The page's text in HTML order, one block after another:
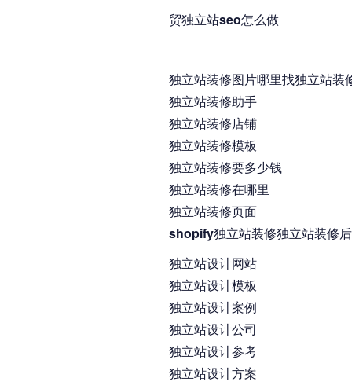
贸独立站seo怎么做
独立站装修图片哪里找独立站装
独立站装修助手
独立站装修店铺
独立站装修模板
独立站装修要多少钱
独立站装修在哪里
独立站装修页面
shopify独立站装修独立站装修
独立站设计网站
独立站设计模板
独立站设计案例
独立站设计公司
独立站设计参考
独立站设计方案